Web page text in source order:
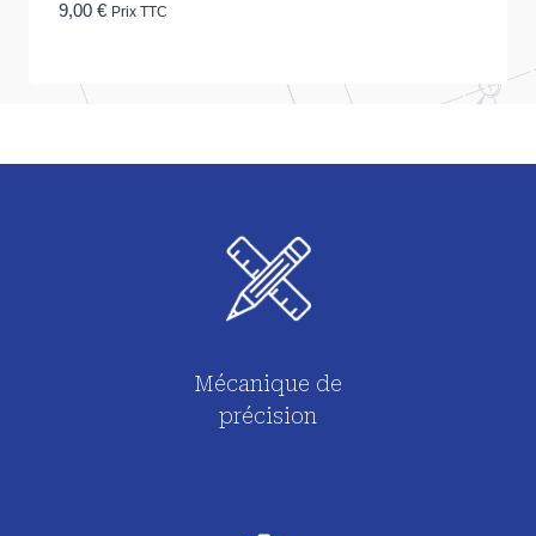
9,00 € Prix TTC
Mécanique de
précision